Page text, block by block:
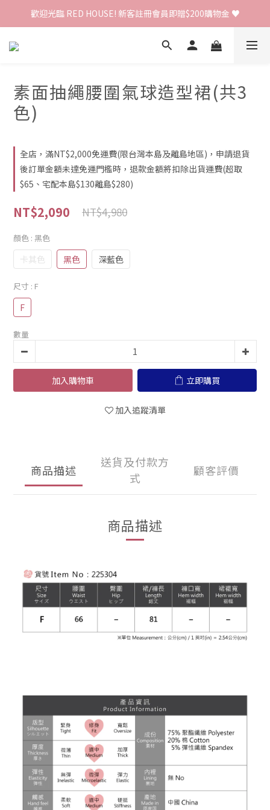
歡迎光臨 RED HOUSE! 新客註冊會員即贈$200購物金 ♥
歡迎光臨 RED HOUSE! 新客註冊會員即贈$200購物金 ♥
全館單筆訂單滿 $2000 免運 🚚
素面抽繩腰圍氣球造型裙(共3
色)
全店，滿NT$2,000免運費(限台灣本島及離島地區)，申請退貨
後訂單金額未達免運門檻時，退款金額將扣除出貨運費(超取
$65、宅配本島$130離島$280)
NT$2,090 NT$4,980
顏色 : 黑色
卡其色 黑色 深藍色
尺寸 : F
F
數量
加入購物車 立即購買
加入追蹤清單
商品描述
送貨及付款方
式
顧客評價
商品描述